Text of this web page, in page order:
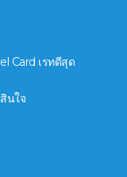
Card เรทดีสุด
นใจ